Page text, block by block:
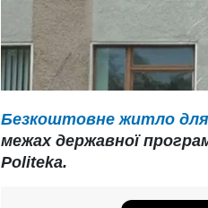
Безкоштовне житло для
межах державної
Politeka.